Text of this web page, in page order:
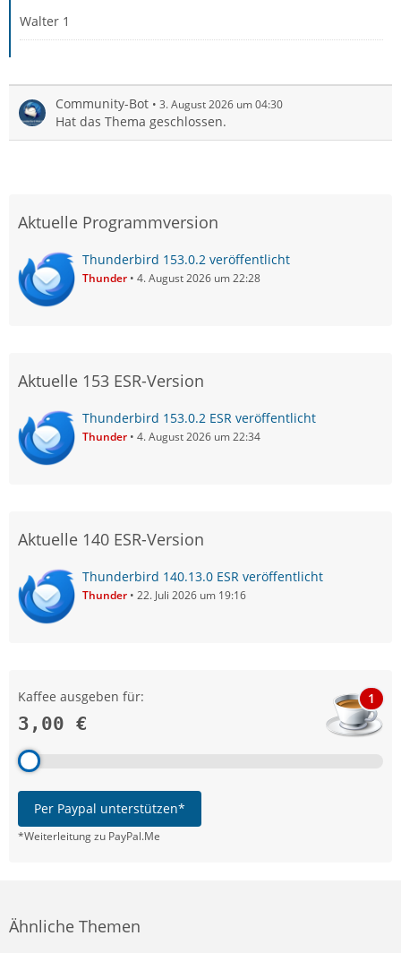
Walter 1
Community-Bot 3. August 2026 um 04:30
Hat das Thema geschlossen.
Aktuelle Programmversion
Thunderbird 153.0.2 veröffentlicht
Thunder 4. August 2026 um 22:28
Aktuelle 153 ESR-Version
Thunderbird 153.0.2 ESR veröffentlicht
Thunder 4. August 2026 um 22:34
Aktuelle 140 ESR-Version
Thunderbird 140.13.0 ESR veröffentlicht
Thunder 22. Juli 2026 um 19:16
Kaffee ausgeben für:
3,00 €
1
Per Paypal unterstützen*
*Weiterleitung zu PayPal.Me
Ähnliche Themen